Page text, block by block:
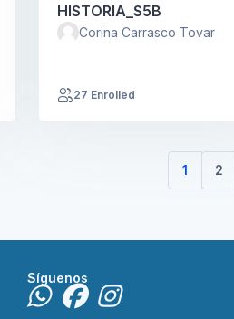
HISTORIA_S5B
Corina Carrasco Tovar
27 Enrolled
1
(current)
2
Síguenos